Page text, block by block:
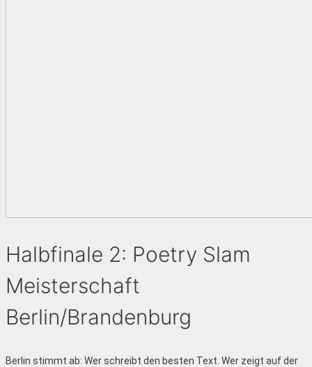
Halbfinale 2: Poetry Slam
Meisterschaft
Berlin/Brandenburg
Berlin stimmt ab: Wer schreibt den besten Text. Wer zeigt auf der